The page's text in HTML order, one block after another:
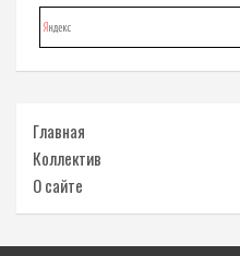
Главная
Коллектив
О сайте